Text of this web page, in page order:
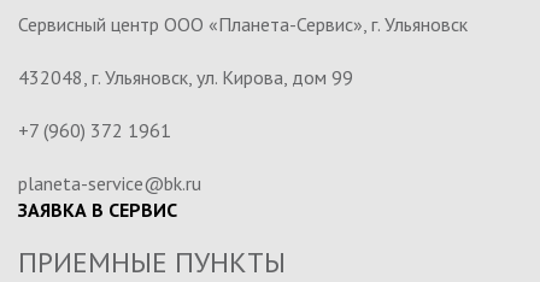
Сервисный центр ООО «Планета-Сервис», г. Ульяновск
432048, г. Ульяновск, ул. Кирова, дом 99
+7 (960) 372 1961
planeta-service@bk.ru
ЗАЯВКА В СЕРВИС
ПРИЕМНЫЕ ПУНКТЫ